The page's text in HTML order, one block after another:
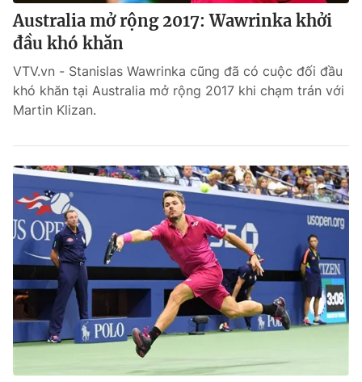
Australia mở rộng 2017: Wawrinka khởi
đầu khó khăn
VTV.vn - Stanislas Wawrinka cũng đã có cuộc đối đầu
khó khăn tại Australia mở rộng 2017 khi chạm trán với
Martin Klizan.